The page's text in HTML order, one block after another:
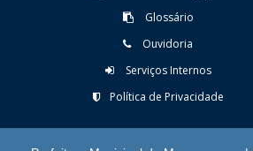
Glossário
Ouvidoria
Serviços Internos
Política de Privacidade